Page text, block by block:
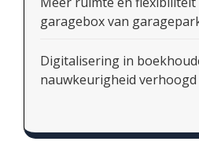
garagebox van
Digitalisering in
nauwkeurigheid verhoogd